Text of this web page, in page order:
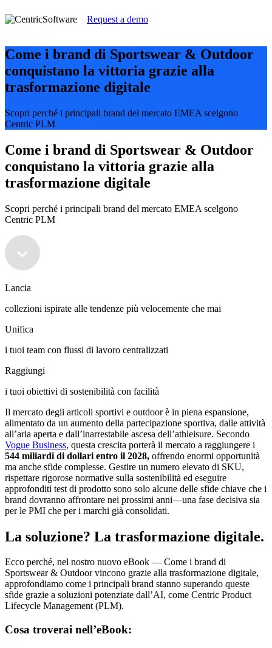
Request a demo
Come i brand di Sportswear & Outdoor
conquistano la vittoria grazie alla
trasformazione digitale
Scopri perché i principali brand del mercato EMEA scelgono
Centric PLM
Come i brand di Sportswear & Outdoor
conquistano la vittoria grazie alla
trasformazione digitale
Scopri perché i principali brand del mercato EMEA scelgono
Centric PLM
Lancia
collezioni ispirate alle tendenze più velocemente che mai
Unifica
i tuoi team con flussi di lavoro centralizzati
Raggiungi
i tuoi obiettivi di sostenibilità con facilità
Il mercato degli articoli sportivi e outdoor è in piena espansione,
alimentato da un aumento della partecipazione sportiva, dalle attività
all’aria aperta e dall’inarrestabile ascesa dell’athleisure. Secondo
Vogue Business, questa crescita porterà il mercato a raggiungere i
544 miliardi di dollari entro il 2028, offrendo enormi opportunità
ma anche sfide complesse. Gestire un numero elevato di SKU,
rispettare rigorose normative sulla sostenibilità ed eseguire
approfonditi test di prodotto sono solo alcune delle sfide chiave che i
brand dovranno affrontare nei prossimi anni—una fase decisiva sia
per le PMI che per i marchi già consolidati.
La soluzione? La trasformazione digitale.
Ecco perché, nel nostro nuovo eBook — Come i brand di
Sportswear & Outdoor vincono grazie alla trasformazione digitale,
approfondiamo come i principali brand stanno superando queste
sfide grazie a soluzioni potenziate dall’AI, come Centric Product
Lifecycle Management (PLM).
Cosa troverai nell’eBook: